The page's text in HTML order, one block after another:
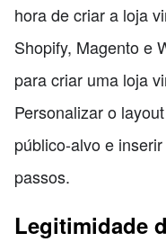
hora de criar a loja
Shopify, Magento e
para criar uma loja
Personalizar o
público-alvo e
passos.
Legitimidade